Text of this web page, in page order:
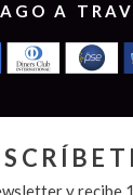
A
y recibe